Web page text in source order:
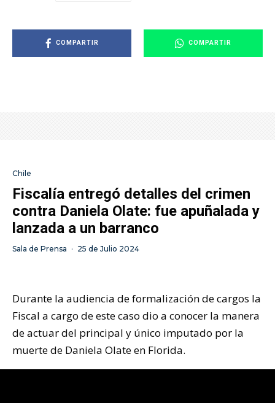
COMPARTIR COMPARTIR
Chile
Fiscalía entregó detalles del crimen
contra Daniela Olate: fue apuñalada y
lanzada a un barranco
Sala de Prensa · 25 de Julio 2024
Durante la audiencia de formalización de cargos la
Fiscal a cargo de este caso dio a conocer la manera
de actuar del principal y único imputado por la
muerte de Daniela Olate en Florida.